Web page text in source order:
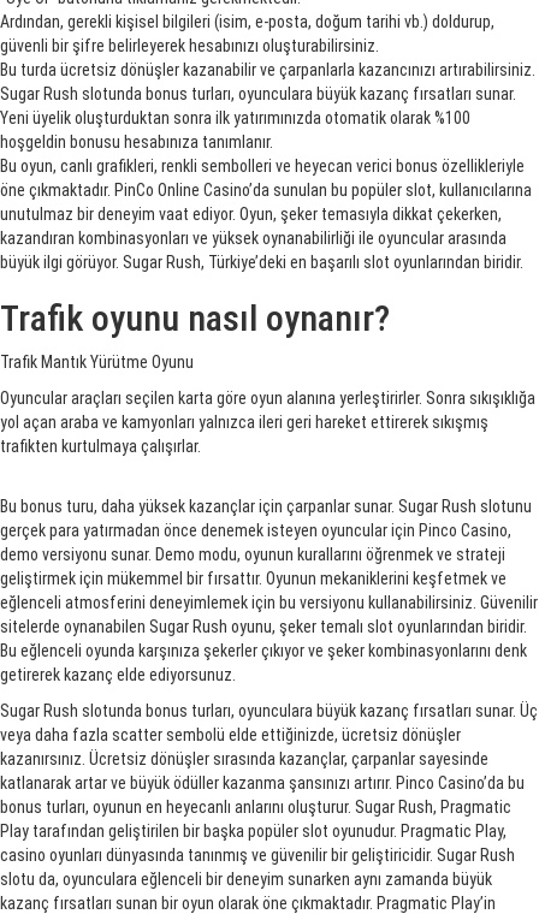
Ardından, gerekli kişisel bilgileri (isim, e-posta, doğum tarihi vb.) doldurup,
güvenli bir şifre belirleyerek hesabınızı oluşturabilirsiniz.
Bu turda ücretsiz dönüşler kazanabilir ve çarpanlarla kazancınızı artırabilirsiniz.
Sugar Rush slotunda bonus turları, oyunculara büyük kazanç fırsatları sunar.
Yeni üyelik oluşturduktan sonra ilk yatırımınızda otomatik olarak %100
hoşgeldin bonusu hesabınıza tanımlanır.
Bu oyun, canlı grafikleri, renkli sembolleri ve heyecan verici bonus özellikleriyle
öne çıkmaktadır. PinСo Online Casino’da sunulan bu popüler slot, kullanıcılarına
unutulmaz bir deneyim vaat ediyor. Oyun, şeker temasıyla dikkat çekerken,
kazandıran kombinasyonları ve yüksek oynanabilirliği ile oyuncular arasında
büyük ilgi görüyor. Sugar Rush, Türkiye’deki en başarılı slot oyunlarından biridir.
Trafik oyunu nasıl oynanır?
Trafik Mantık Yürütme Oyunu
Oyuncular araçları seçilen karta göre oyun alanına yerleştirirler. Sonra sıkışıklığa
yol açan araba ve kamyonları yalnızca ileri geri hareket ettirerek sıkışmış
trafikten kurtulmaya çalışırlar.
Bu bonus turu, daha yüksek kazançlar için çarpanlar sunar. Sugar Rush slotunu
gerçek para yatırmadan önce denemek isteyen oyuncular için Pinco Casino,
demo versiyonu sunar. Demo modu, oyunun kurallarını öğrenmek ve strateji
geliştirmek için mükemmel bir fırsattır. Oyunun mekaniklerini keşfetmek ve
eğlenceli atmosferini deneyimlemek için bu versiyonu kullanabilirsiniz. Güvenilir
sitelerde oynanabilen Sugar Rush oyunu, şeker temalı slot oyunlarından biridir.
Bu eğlenceli oyunda karşınıza şekerler çıkıyor ve şeker kombinasyonlarını denk
getirerek kazanç elde ediyorsunuz.
Sugar Rush slotunda bonus turları, oyunculara büyük kazanç fırsatları sunar. Üç
veya daha fazla scatter sembolü elde ettiğinizde, ücretsiz dönüşler
kazanırsınız. Ücretsiz dönüşler sırasında kazançlar, çarpanlar sayesinde
katlanarak artar ve büyük ödüller kazanma şansınızı artırır. Pinco Casino’da bu
bonus turları, oyunun en heyecanlı anlarını oluşturur. Sugar Rush, Pragmatic
Play tarafından geliştirilen bir başka popüler slot oyunudur. Pragmatic Play,
casino oyunları dünyasında tanınmış ve güvenilir bir geliştiricidir. Sugar Rush
slotu da, oyunculara eğlenceli bir deneyim sunarken aynı zamanda büyük
kazanç fırsatları sunan bir oyun olarak öne çıkmaktadır. Pragmatic Play’in